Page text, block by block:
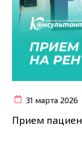
31 марта 2026
Прием